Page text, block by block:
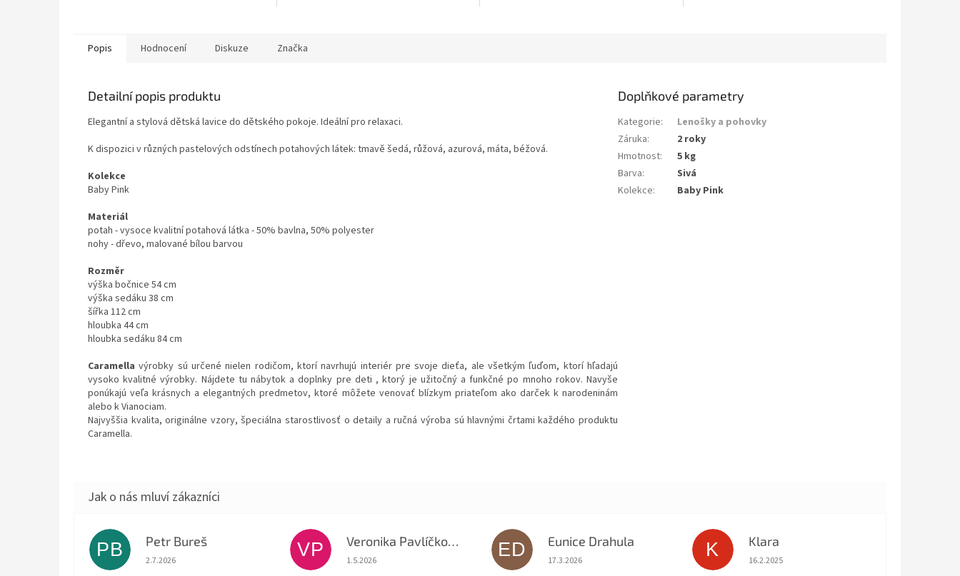
Popis Hodnocení Diskuze Značka
Detailní popis produktu
Elegantní a stylová dětská lavice do dětského pokoje. Ideální pro relaxaci.
K dispozici v různých pastelových odstínech potahových látek: tmavě šedá, růžová, azurová, máta, béžová.
Kolekce
Baby Pink
Materiál
potah - vysoce kvalitní potahová látka - 50% bavlna, 50% polyester
nohy - dřevo, malované bílou barvou
Rozměr
výška bočnice 54 cm
výška sedáku 38 cm
šířka 112 cm
hloubka 44 cm
hloubka sedáku 84 cm
Caramella výrobky sú určené nielen rodičom, ktorí navrhujú interiér pre svoje dieťa, ale všetkým ľuďom, ktorí hľadajú
vysoko kvalitné výrobky. Nájdete tu nábytok a doplnky pre deti , ktorý je užitočný a funkčné po mnoho rokov. Navyše
ponúkajú veľa krásnych a elegantných predmetov, ktoré môžete venovať blízkym priateľom ako darček k narodeninám
alebo k Vianociam.
Najvyššia kvalita, originálne vzory, špeciálna starostlivosť o detaily a ručná výroba sú hlavnými črtami každého produktu
Caramella.
Doplňkové parametry
Kategorie:
Lenošky a pohovky
Záruka:
2 roky
Hmotnost:
5 kg
Barva:
Sivá
Kolekce: Baby Pink
PB Petr Bureš
Hodnocení obchodu je 1 z 5 hvězdiček.
2.7.2026
VP Veronika Pavlíčková
Hodnocení obchodu je 5 z 5 hvězdiček.
1.5.2026
ED Eunice Drahula
Hodnocení obchodu je 5 z 5 hvězdiček.
17.3.2026
K Klara
Hodnocení obchodu je 5 z 5 hvězdiček.
16.2.2025